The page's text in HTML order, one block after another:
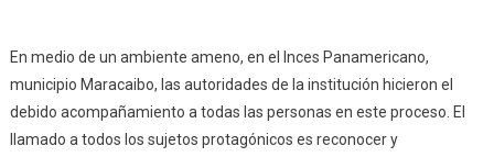
En medio de un ambiente ameno, en el Inces Panamericano,
municipio Maracaibo, las autoridades de la institución hicieron el
debido acompañamiento a todas las personas en este proceso. El
llamado a todos los sujetos protagónicos es reconocer y